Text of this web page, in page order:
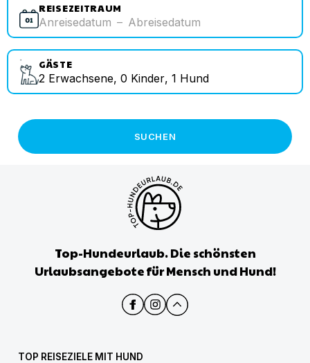
REISEZEITRAUM
Anreisedatum – Abreisedatum
GÄSTE
2 Erwachsene, 0 Kinder, 1 Hund
SUCHEN
Top-Hundeurlaub. Die schönsten
Urlaubsangebote für Mensch und Hund!
TOP REISEZIELE MIT HUND